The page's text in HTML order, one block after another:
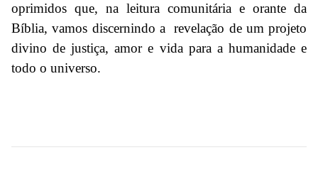
oprimidos que, na leitura comunitária e orante da
Bíblia, vamos discernindo a revelação de um projeto
divino de justiça, amor e vida para a humanidade e
todo o universo.